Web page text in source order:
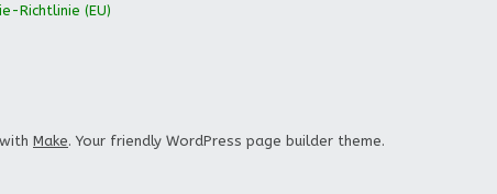
Richtlinie (EU)
Make. Your friendly WordPress page builder theme.